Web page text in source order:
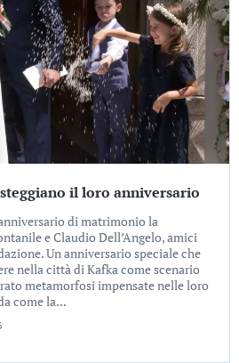
il loro anniversario
di matrimonio la
e Claudio Dell’Angelo, amici
Un anniversario speciale che
nella città di Kafka come scenario
metamorfosi impensate nelle loro
come la...